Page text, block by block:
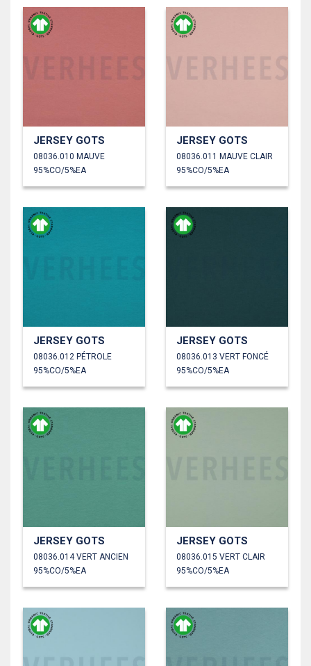
JERSEY GOTS
08036.010 MAUVE
95%CO/5%EA
JERSEY GOTS
08036.011 MAUVE CLAIR
95%CO/5%EA
JERSEY GOTS
08036.012 PÉTROLE
95%CO/5%EA
JERSEY GOTS
08036.013 VERT FONCÉ
95%CO/5%EA
JERSEY GOTS
08036.014 VERT ANCIEN
95%CO/5%EA
JERSEY GOTS
08036.015 VERT CLAIR
95%CO/5%EA